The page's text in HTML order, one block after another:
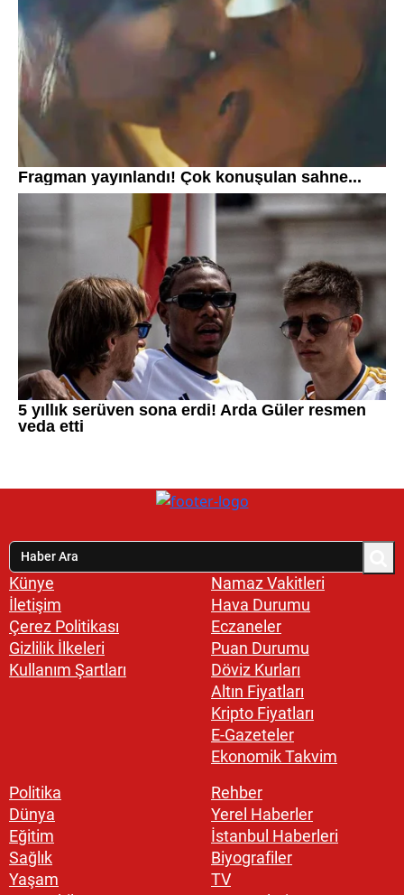
Künye
İletişim
Çerez Politikası
Gizlilik İlkeleri
Kullanım Şartları
Namaz Vakitleri
Hava Durumu
Eczaneler
Puan Durumu
Döviz Kurları
Altın Fiyatları
Kripto Fiyatları
E-Gazeteler
Ekonomik Takvim
Politika
Dünya
Eğitim
Sağlık
Yaşam
Rehber
Yerel Haberler
İstanbul Haberleri
Biyografiler
TV